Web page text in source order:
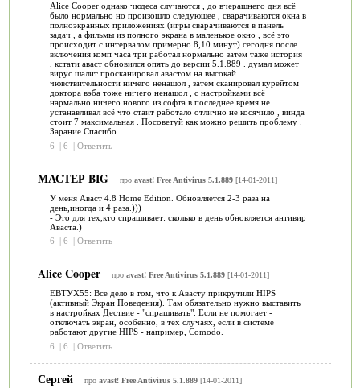
Alice Cooper однако чюдеса случаются , до вчерашнего дня всё
было нормально но произошло следующее , сварачиваются окна в
полноэкранных приложениях (игры сварачиваются в панель
задач , а фильмы из полного экрана в маленькое окно , всё это
происходит с интервалом примерно 8,10 минут) сегодня после
включения комп часа три работал нормально затем таже история
, кстати аваст обновился опять до версии 5.1.889 . думал может
вирус шалит просканировал авастом на высокай
чювствительности ничего ненашол , затем сканировал курейтом
доктора вэба тоже ничего ненашол , с настройками всё
нармально ничего нового из софта в последнее время не
устанавливал всё что стаит работало отлично не косячило , винда
стоит 7 максимальная . Посоветуй как можно решить проблему .
Зарание Спасибо .
6
| 6 | Ответить
МАСТЕР BIG про avast! Free Antivirus 5.1.889[14-01-2011]
У меня Аваст 4.8 Home Edition. Обновляется 2-3 раза на
день,иногда и 4 раза.)))
- Это для тех,кто спрашивает: сколько в день обновляется антивир
Аваста.)
6
| 6 | Ответить
Alice Cooper про avast! Free Antivirus 5.1.889[14-01-2011]
ЕВТУХ55: Все дело в том, что к Авасту прикрутили HIPS
(активный Экран Поведения). Там обязательно нужно выставить
в настройках Дествие - "спрашивать". Если не помогает -
отключать экран, особенно, в тех случаях, если в системе
работают другие HIPS - например, Comodo.
6
| 6 | Ответить
Сергей про avast! Free Antivirus 5.1.889[14-01-2011]